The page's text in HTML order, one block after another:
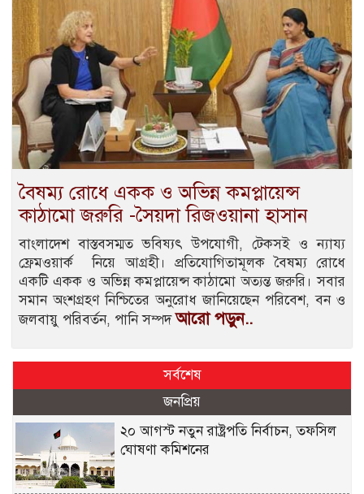
বৈষম্য রোধে একক ও অভিন্ন কমপ্লায়েন্স
কাঠামো জরুরি -সৈয়দা রিজওয়ানা হাসান
বাংলাদেশ বাস্তবসম্মত ভবিষ্যৎ উপযোগী, টেকসই ও ন্যায্য
ফ্রেমওয়ার্ক নিয়ে আগ্রহী। প্রতিযোগিতামূলক বৈষম্য রোধে
একটি একক ও অভিন্ন কমপ্লায়েন্স কাঠামো অত্যন্ত জরুরি। সবার
সমান অংশগ্রহণ নিশ্চিতের অনুরোধ জানিয়েছেন পরিবেশ, বন ও
জলবায়ু পরিবর্তন, পানি সম্পদআরো পড়ুন..
সর্বশেষ
জনপ্রিয়
২০ আগস্ট নতুন রাষ্ট্রপতি নির্বাচন, তফসিল
ঘোষণা কমিশনের